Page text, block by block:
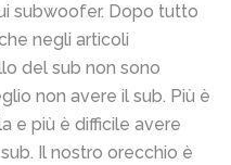
subwoofer. Dopo tutto
negli articoli
del sub non sono
non avere il sub. Più è
e più è difficile avere
Il nostro orecchio è